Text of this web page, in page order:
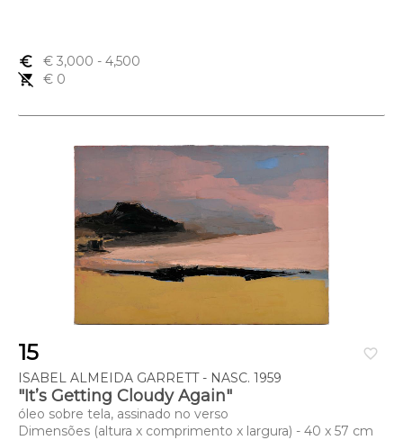
euro_symbol € 3,000 - 4,500
remove_shopping_cart
€ 0
favorite_border
15
ISABEL ALMEIDA GARRETT - NASC. 1959
"It’s Getting Cloudy Again"
óleo sobre tela, assinado no verso
Dimensões (altura x comprimento x largura) - 40 x 57 cm